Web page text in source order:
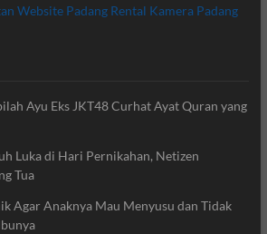
Website Padang Rental Kamera Padang
Ayu Eks JKT48 Curhat Ayat Quran yang
Luka di Hari Pernikahan, Netizen
Tua
Agar Anaknya Mau Menyusu dan Tidak